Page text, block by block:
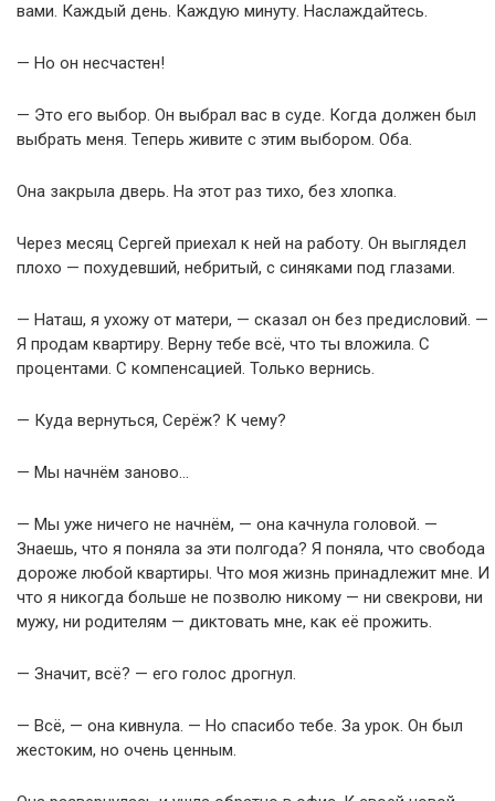
вами. Каждый день. Каждую минуту. Наслаждайтесь.
— Но он несчастен!
— Это его выбор. Он выбрал вас в суде. Когда должен был
выбрать меня. Теперь живите с этим выбором. Оба.
Она закрыла дверь. На этот раз тихо, без хлопка.
Через месяц Сергей приехал к ней на работу. Он выглядел
плохо — похудевший, небритый, с синяками под глазами.
— Наташ, я ухожу от матери, — сказал он без предисловий. —
Я продам квартиру. Верну тебе всё, что ты вложила. С
процентами. С компенсацией. Только вернись.
— Куда вернуться, Серёж? К чему?
— Мы начнём заново…
— Мы уже ничего не начнём, — она качнула головой. —
Знаешь, что я поняла за эти полгода? Я поняла, что свобода
дороже любой квартиры. Что моя жизнь принадлежит мне. И
что я никогда больше не позволю никому — ни свекрови, ни
мужу, ни родителям — диктовать мне, как её прожить.
— Значит, всё? — его голос дрогнул.
— Всё, — она кивнула. — Но спасибо тебе. За урок. Он был
жестоким, но очень ценным.